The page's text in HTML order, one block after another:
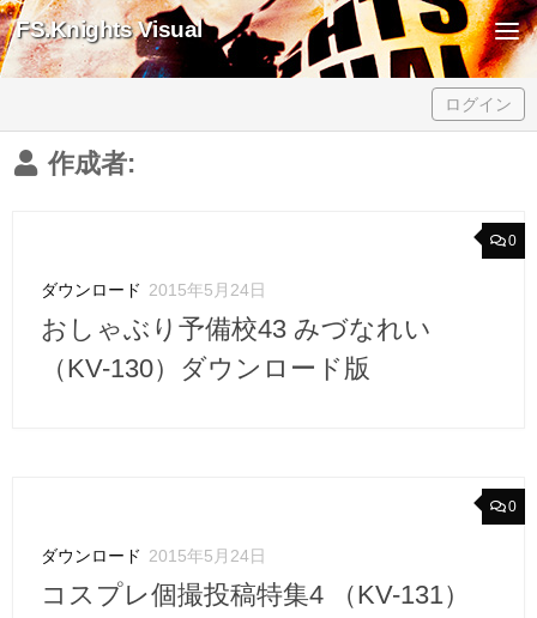
Skip to content
FS.Knights Visual
ログイン
作成者:
0
ダウンロード 2015年5月24日
おしゃぶり予備校43 みづなれい
（KV-130）ダウンロード版
0
ダウンロード 2015年5月24日
コスプレ個撮投稿特集4 （KV-131）